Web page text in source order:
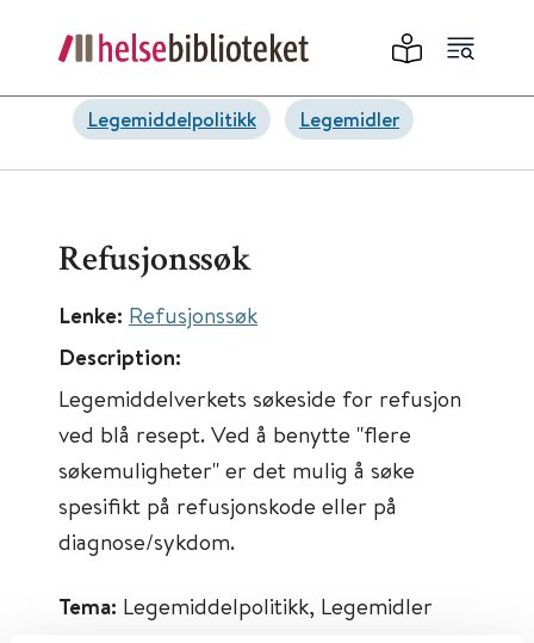
Legemiddelpolitikk Legemidler
Refusjonssøk
Lenke: Refusjonssøk
Description:
Legemiddelverkets søkeside for refusjon
ved blå resept. Ved å benytte "flere
søkemuligheter" er det mulig å søke
spesifikt på refusjonskode eller på
diagnose/sykdom.
Tema: Legemiddelpolitikk, Legemidler